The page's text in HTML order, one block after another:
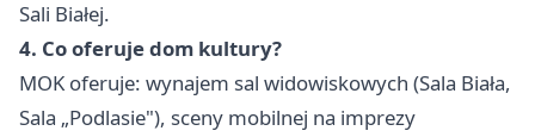
Sali Białej.
4. Co oferuje dom kultury?
MOK oferuje: wynajem sal widowiskowych (Sala Biała,
Sala „Podlasie"), sceny mobilnej na imprezy